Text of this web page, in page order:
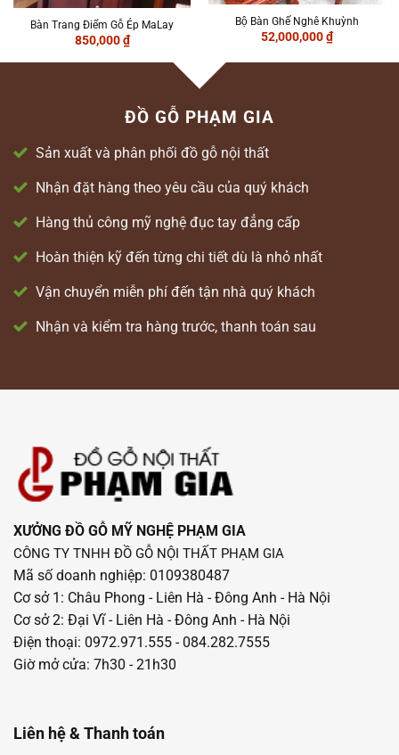
Bàn Trang Điểm Gỗ Ép MaLay
850,000₫
Bộ Bàn Ghế Nghê Khuỳnh
52,000,000₫
ĐỒ GỖ PHẠM GIA
Sản xuất và phân phối đồ gỗ nội thất
Nhận đặt hàng theo yêu cầu của quý khách
Hàng thủ công mỹ nghệ đục tay đẳng cấp
Hoàn thiện kỹ đến từng chi tiết dù là nhỏ nhất
Vận chuyển miễn phí đến tận nhà quý khách
Nhận và kiểm tra hàng trước, thanh toán sau
XƯỞNG ĐỒ GỖ MỸ NGHỆ PHẠM GIA
CÔNG TY TNHH ĐỒ GỖ NỘI THẤT PHẠM GIA
Mã số doanh nghiệp: 0109380487
Cơ sở 1: Châu Phong - Liên Hà - Đông Anh - Hà Nội
Cơ sở 2: Đại Vĩ - Liên Hà - Đông Anh - Hà Nội
Điện thoại: 0972.971.555 - 084.282.7555
Giờ mở cửa: 7h30 - 21h30
Liên hệ & Thanh toán